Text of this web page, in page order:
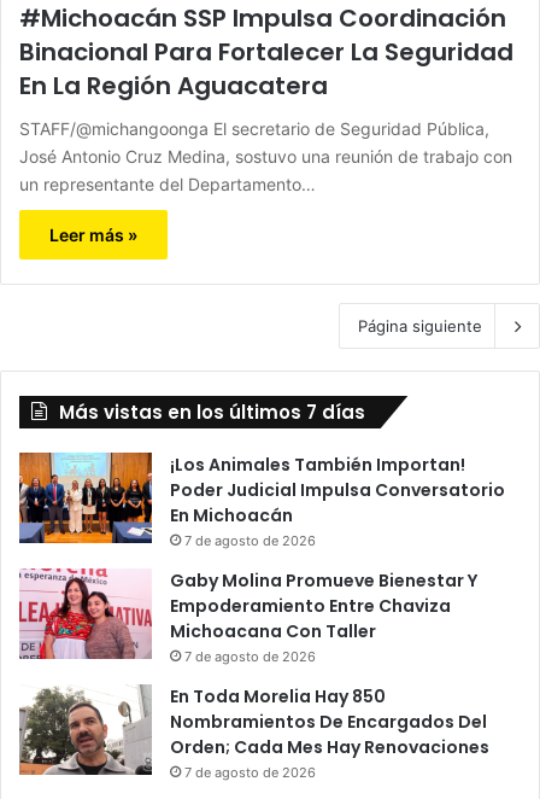
#Michoacán SSP Impulsa Coordinación
Binacional Para Fortalecer La Seguridad
En La Región Aguacatera
STAFF/@michangoonga El secretario de Seguridad Pública,
José Antonio Cruz Medina, sostuvo una reunión de trabajo con
un representante del Departamento…
Leer más »
Página siguiente
Más vistas en los últimos 7 días
¡Los Animales También Importan!
Poder Judicial Impulsa Conversatorio
En Michoacán
7 de agosto de 2026
Gaby Molina Promueve Bienestar Y
Empoderamiento Entre Chaviza
Michoacana Con Taller
7 de agosto de 2026
En Toda Morelia Hay 850
Nombramientos De Encargados Del
Orden; Cada Mes Hay Renovaciones
7 de agosto de 2026